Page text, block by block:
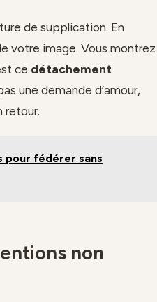
de supplication. En
votre image. Vous montrez
ce détachement
une demande d’amour,
retour.
pour fédérer sans
non